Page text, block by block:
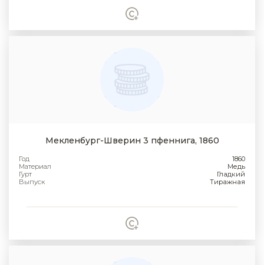
Мекленбург-Шверин 3 пфеннига, 1860
Год
1860
Материал
Медь
Гурт
Гладкий
Выпуск
Тиражная